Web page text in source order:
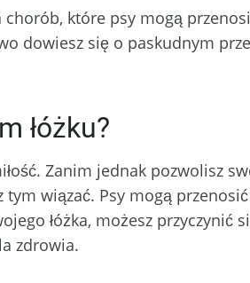
które psy mogą
dowiesz się o paskudnym
łóżku?
Zanim jednak pozwolisz
tym wiązać. Psy mogą
łóżka, możesz przyczynić
zdrowia.